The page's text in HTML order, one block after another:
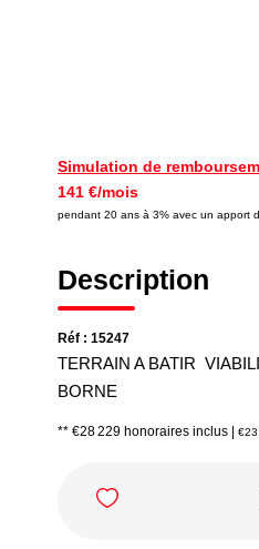
Simulation de
141 €/mois
pendant 20 ans à 3% avec un apport
Description
Réf : 15247
TERRAIN A BATIR
BORNE
** €28 229 honoraires inclus